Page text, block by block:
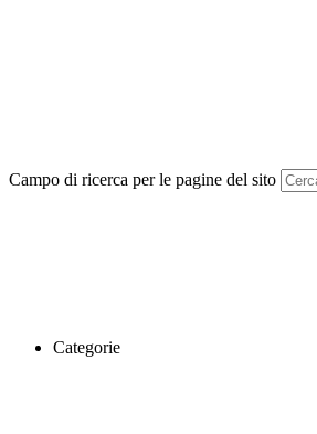
Campo di ricerca per le pagine del sito
Categorie